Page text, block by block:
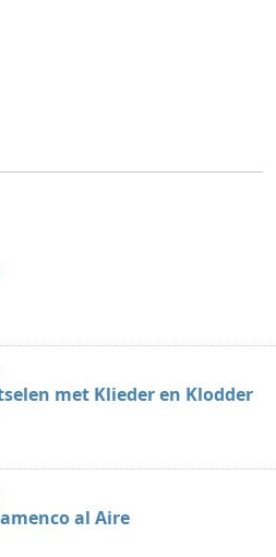
met Klieder en Klodder
al Aire